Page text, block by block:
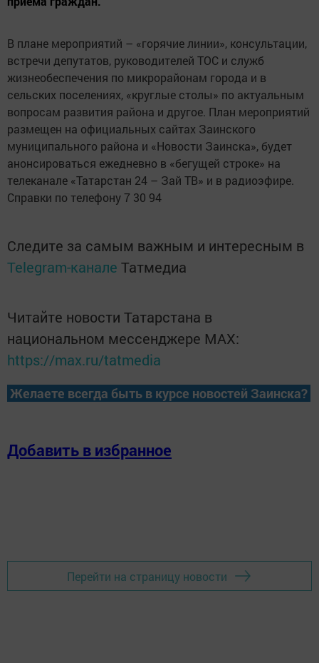
В плане мероприятий – «горячие линии», консультации,
встречи депутатов, руководителей ТОС и служб
жизнеобеспечения по микрорайонам города и в
сельских поселениях, «круглые столы» по актуальным
вопросам развития района и другое. План мероприятий
размещен на официальных сайтах Заинского
муниципального района и «Новости Заинска», будет
анонсироваться ежедневно в «бегущей строке» на
телеканале «Татарстан 24 – Зай ТВ» и в радиоэфире.
Справки по телефону 7 30 94
Следите за самым важным и интересным в
Telegram-канале Татмедиа
Читайте новости Татарстана в
национальном мессенджере MАХ:
https://max.ru/tatmedia
Желаете всегда быть в курсе новостей Заинска?
Добавить в избранное
Перейти на страницу новости